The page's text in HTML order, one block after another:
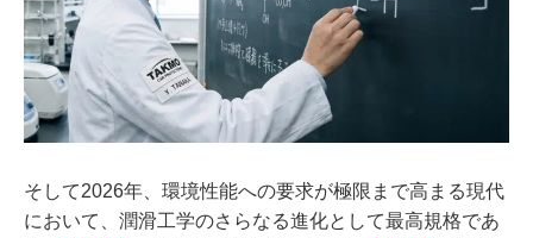
そして2026年、環境性能への要求が極限まで高まる現代
において、潤滑工学のさらなる進化として最高規格であ